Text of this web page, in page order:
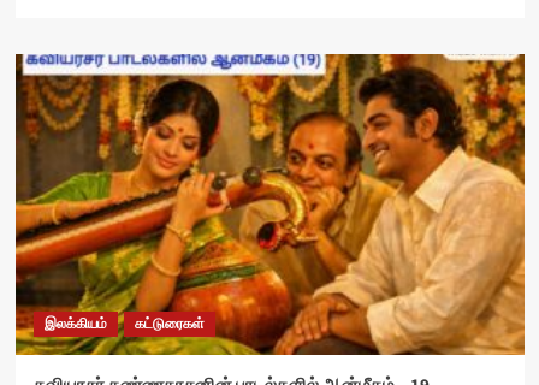
இலக்கியம் கட்டுரைகள்